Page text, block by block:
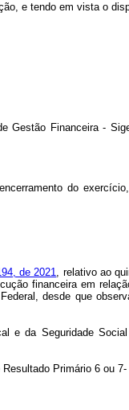
e tendo em vista o
Gestão Financeira -
do
de 2021, relativo ao
financeira em
desde que
da Seguridade
Primário 6 ou